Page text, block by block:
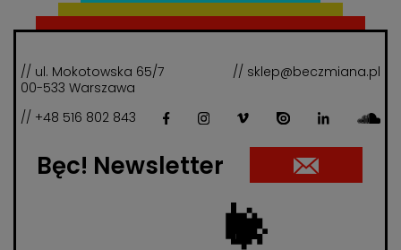
// ul. Mokotowska 65/7
00-533 Warszawa
// sklep@beczmiana.pl
// +48 516 802 843
Bęc! Newsletter